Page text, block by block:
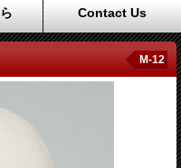
Contact Us
M-12